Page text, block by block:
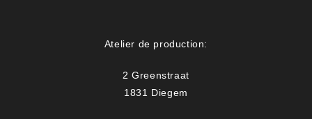
Atelier de production:
2 Greenstraat
1831 Diegem